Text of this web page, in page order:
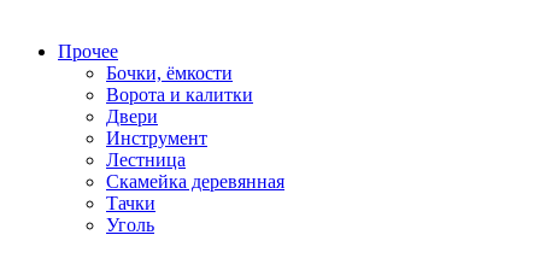
Прочее
Бочки, ёмкости
Ворота и калитки
Двери
Инструмент
Лестница
Скамейка деревянная
Тачки
Уголь